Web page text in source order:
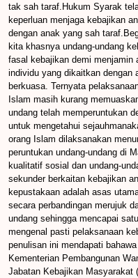
tak sah taraf.Hukum Syarak
keperluan menjaga kebajikan
dengan anak yang sah
kita khasnya undang-undang
fasal kebajikan demi menjamin
individu yang dikaitkan dengan
berkuasa. Ternyata
Islam masih kurang
undang telah memperuntukan
untuk mengetahui
orang Islam dilaksanakan
peruntukan undang-undang di
kualitatif sosial dan undang-
sekunder berkaitan kebajikan
kepustakaan adalah asas
secara perbandingan merujuk
undang sehingga mencapai
mengenal pasti pelaksanaan
penulisan ini mendapati
Kementerian Pembangunan
Jabatan Kebajikan Masyarakat